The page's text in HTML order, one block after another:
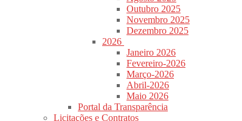
Outubro 2025
Novembro 2025
Dezembro 2025
2026
Janeiro 2026
Fevereiro-2026
Março-2026
Abril-2026
Maio 2026
Portal da Transparência
Licitações e Contratos